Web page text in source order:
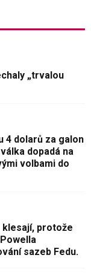
„trvalou
4 dolarů za galon
dopadá na
volbami do
klesají, protože
sazeb Fedu.